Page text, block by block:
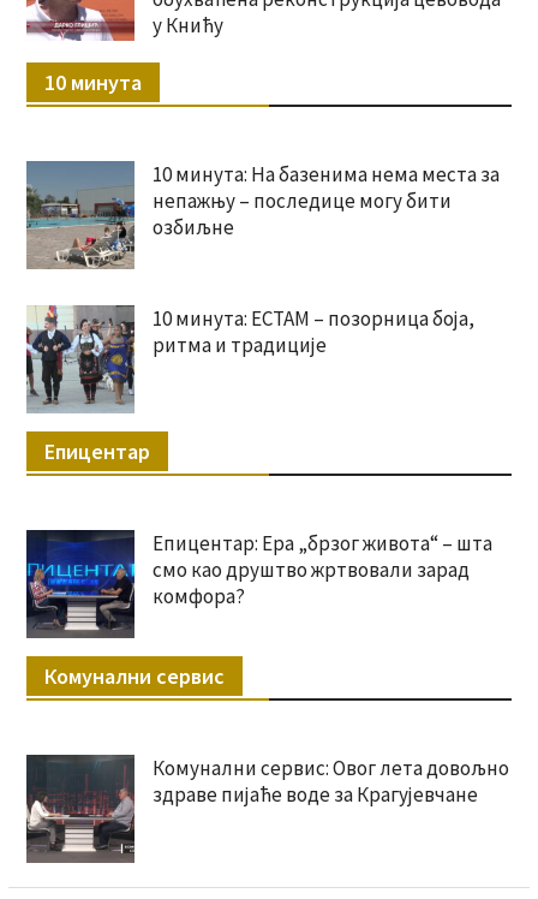
у Книћу
10 минута
10 минута: На базенима нема места за
непажњу – последице могу бити
озбиљне
10 минута: ЕСТАМ – позорница боја,
ритма и традиције
Епицентар
Епицентар: Ера „брзог живота“ – шта
смо као друштво жртвовали зарад
комфора?
Комунални сервис
Комунални сервис: Овог лета довољно
здраве пијаће воде за Крагујевчане